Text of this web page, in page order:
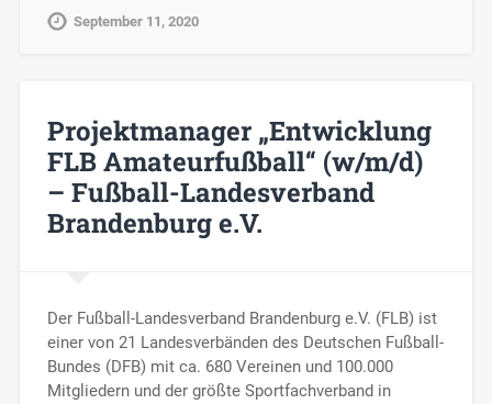
September 11, 2020
Projektmanager „Entwicklung
FLB Amateurfußball“ (w/m/d)
– Fußball-Landesverband
Brandenburg e.V.
Der Fußball-Landesverband Brandenburg e.V. (FLB) ist
einer von 21 Landesverbänden des Deutschen Fußball-
Bundes (DFB) mit ca. 680 Vereinen und 100.000
Mitgliedern und der größte Sportfachverband in